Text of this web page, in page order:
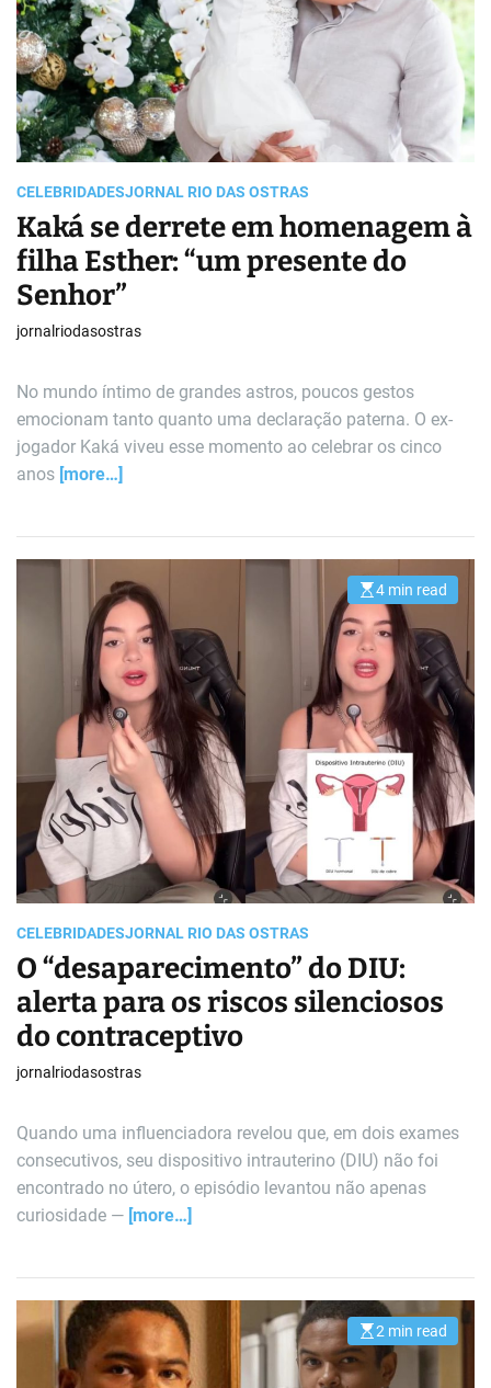
i
m
CELEBRIDADESJORNAL RIO DAS OSTRAS
Kaká se derrete em homenagem à
filha Esther: “um presente do
Senhor”
jornalriodasostras
No mundo íntimo de grandes astros, poucos gestos
emocionam tanto quanto uma declaração paterna. O ex-
jogador Kaká viveu esse momento ao celebrar os cinco
anos [more…]
E
s
m
a
t
e
e
a
d
t
m
4 min read
CELEBRIDADESJORNAL RIO DAS OSTRAS
O “desaparecimento” do DIU:
alerta para os riscos silenciosos
do contraceptivo
jornalriodasostras
Quando uma influenciadora revelou que, em dois exames
consecutivos, seu dispositivo intrauterino (DIU) não foi
encontrado no útero, o episódio levantou não apenas
curiosidade — [more…]
E
2 min read